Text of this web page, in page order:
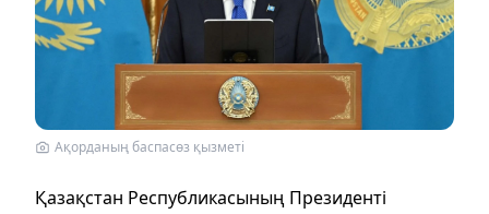
Ақорданың баспасөз қызметі
Қазақстан Республикасының Президенті